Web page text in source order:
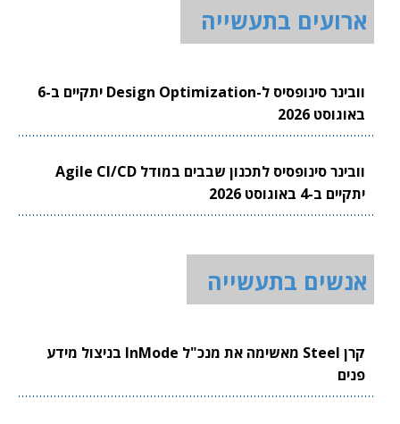
ארועים בתעשייה
וובינר סינופסיס ל-Design Optimization יתקיים ב-6
באוגוסט 2026
וובינר סינופסיס לתכנון שבבים במודל Agile CI/CD
יתקיים ב-4 באוגוסט 2026
אנשים בתעשייה
קרן Steel מאשימה את מנכ"ל InMode בניצול מידע
פנים